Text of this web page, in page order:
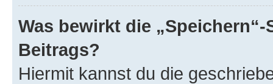
Was bewirkt die
Beitrags?
Hiermit kannst du die